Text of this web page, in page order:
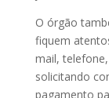
O órgão
fiquem
mail,
solicitando
pagamento